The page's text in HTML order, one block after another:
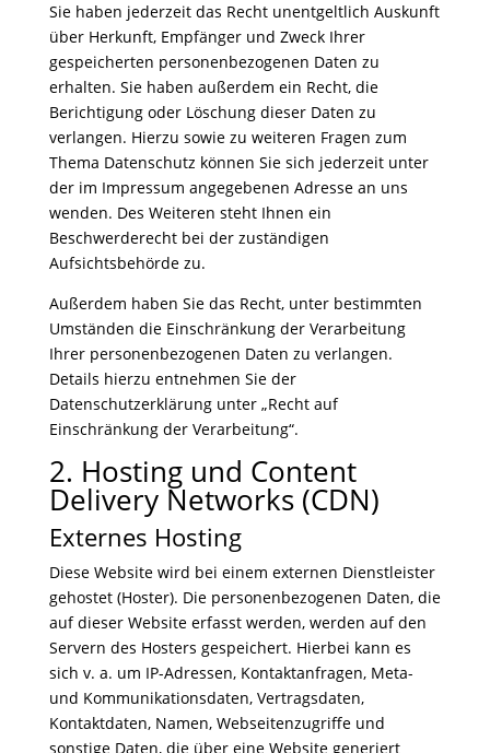
Sie haben jederzeit das Recht unentgeltlich Auskunft
über Herkunft, Empfänger und Zweck Ihrer
gespeicherten personenbezogenen Daten zu
erhalten. Sie haben außerdem ein Recht, die
Berichtigung oder Löschung dieser Daten zu
verlangen. Hierzu sowie zu weiteren Fragen zum
Thema Datenschutz können Sie sich jederzeit unter
der im Impressum angegebenen Adresse an uns
wenden. Des Weiteren steht Ihnen ein
Beschwerderecht bei der zuständigen
Aufsichtsbehörde zu.
Außerdem haben Sie das Recht, unter bestimmten
Umständen die Einschränkung der Verarbeitung
Ihrer personenbezogenen Daten zu verlangen.
Details hierzu entnehmen Sie der
Datenschutzerklärung unter „Recht auf
Einschränkung der Verarbeitung“.
2. Hosting und Content
Delivery Networks (CDN)
Externes Hosting
Diese Website wird bei einem externen Dienstleister
gehostet (Hoster). Die personenbezogenen Daten, die
auf dieser Website erfasst werden, werden auf den
Servern des Hosters gespeichert. Hierbei kann es
sich v. a. um IP-Adressen, Kontaktanfragen, Meta-
und Kommunikationsdaten, Vertragsdaten,
Kontaktdaten, Namen, Webseitenzugriffe und
sonstige Daten, die über eine Website generiert